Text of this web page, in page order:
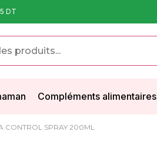
DT
Compléments alimentaires
CONTROL SPRAY 200ML